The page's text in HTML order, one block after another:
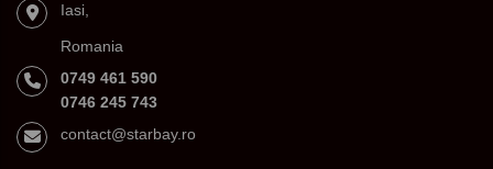
Iasi,
Romania
0749 461 590
0746 245 743
contact@starbay.ro